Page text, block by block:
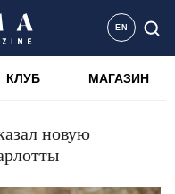
EN
КЛУБ МАГАЗИН
новую